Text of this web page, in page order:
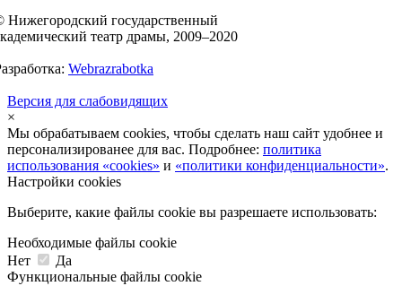
Нижегородский государственный
театр драмы, 2009–2020
Webrazrabotka
Версия для слабовидящих
×
Мы обрабатываем cookies, чтобы сделать наш сайт удобнее и
персонализированее для вас. Подробнее: политика
использования «cookies» и «политики конфиденциальности».
Настройки cookies
Выберите, какие файлы cookie вы разрешаете использовать:
Необходимые файлы cookie
Нет
Да
Функциональные файлы cookie